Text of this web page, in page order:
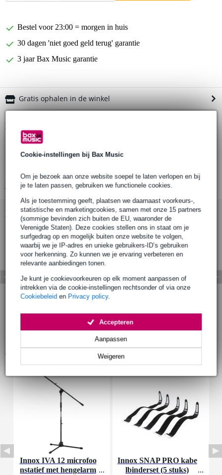
Cookie-instellingen bij Bax Music
Om je bezoek aan onze website soepel te laten verlopen en bij
je te laten passen, gebruiken we functionele cookies.
Als je toestemming geeft, plaatsen we daarnaast voorkeurs-,
statistische en marketingcookies, samen met onze 15 partners
(sommige bevinden zich buiten de EU, waaronder de
Verenigde Staten). Deze cookies stellen ons in staat om je
surfgedrag op en mogelijk buiten onze website te volgen,
waarbij we je IP-adres en unieke gebruikers-ID’s gebruiken
voor herkenning. Zo kunnen we je ervaring verbeteren en
relevante aanbiedingen tonen.
Je kunt je cookievoorkeuren op elk moment aanpassen of
intrekken via de cookie-instellingen rechtsonder of via onze
Cookiebeleid en Privacy policy.
Weigeren
Aanpassen
Accepteren
Bestel voor 23:00 = morgen in huis
30 dagen 'niet goed geld terug' garantie
3 jaar Bax Music garantie
Gratis ophalen in de winkel
Productinformatie
19777 tablet PC stand holder
hellingshoek: 0° to 90°
Bekijk alle productspecificaties
Bekijk ook eens (3)
Accessoires (8)
Innox IVA 12 microfoo
nstatief met hengelarm
Innox SNAP PRO kabe
lbinderset (5 stuks)